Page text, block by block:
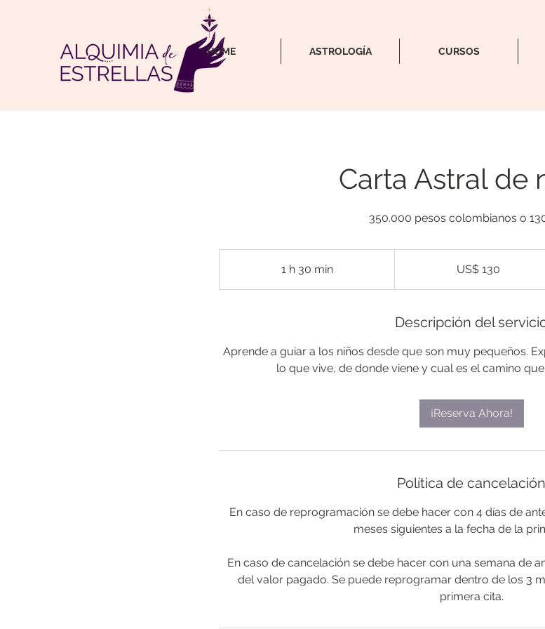
HOME ASTROLOGÍA CURSOS
Carta Astral de
350.000 pesos colombianos o
1 h 30 min
m
i
US$ 130
Descripción del
Aprende a guiar a los niños desde que son muy pequeños.
lo que vive, de donde viene y cual es el camino
¡Reserva Ahora!
Política de cancelación
En caso de reprogramación se debe hacer con 4 días de
meses siguientes a la fecha de la
En caso de cancelación se debe hacer con una semana de
del valor pagado. Se puede reprogramar dentro de los 3
primera cita.